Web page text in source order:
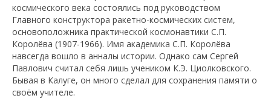
космического века состоялись под руководством
Главного конструктора ракетно-космических систем,
основоположника практической космонавтики С.П.
Королёва (1907-1966). Имя академика С.П. Королёва
навсегда вошло в анналы истории. Однако сам Сергей
Павлович считал себя лишь учеником К.Э. Циолковского.
Бывая в Калуге, он много сделал для сохранения памяти о
своём учителе.